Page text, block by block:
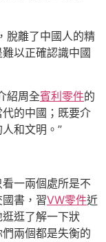
脫離了中國人的精
以正確認識中國
紹周全賓利零件的
的中國；既要介
和文明。”
一兩個處所是不
書，習VW零件近
逛了解一下狀
兩個都是失衡的